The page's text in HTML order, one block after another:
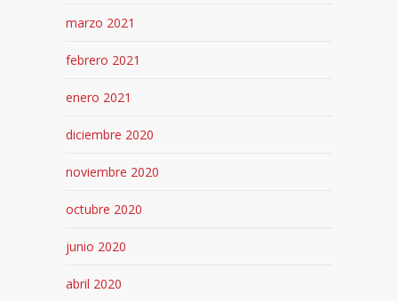
marzo 2021
febrero 2021
enero 2021
diciembre 2020
noviembre 2020
octubre 2020
junio 2020
abril 2020